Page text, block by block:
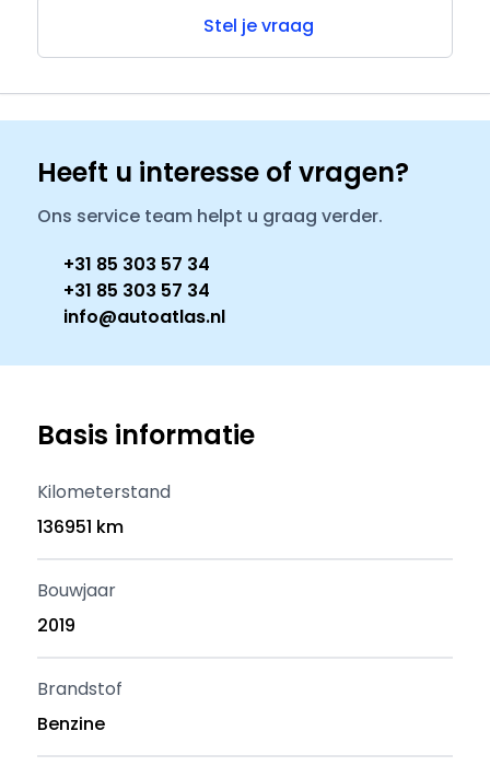
Stel je vraag
Heeft u interesse of vragen?
Ons service team helpt u graag verder.
+31 85 303 57 34
+31 85 303 57 34
info@autoatlas.nl
Basis informatie
Kilometerstand
136951 km
Bouwjaar
2019
Brandstof
Benzine